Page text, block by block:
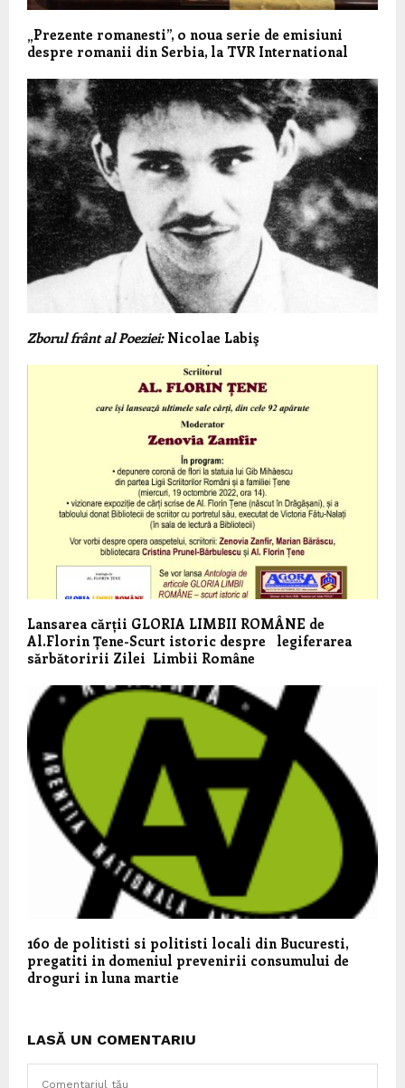
„Prezente romanesti”, o noua serie de emisiuni
despre romanii din Serbia, la TVR International
Zborul frânt al Poeziei: Nicolae Labiş
Lansarea cărții GLORIA LIMBII ROMÂNE de
Al.Florin Țene-Scurt istoric despre legiferarea
sărbătoririi Zilei Limbii Române
160 de politisti si politisti locali din Bucuresti,
pregatiti in domeniul prevenirii consumului de
droguri in luna martie
LASĂ UN COMENTARIU